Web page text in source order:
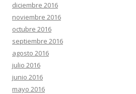
diciembre 2016
noviembre 2016
octubre 2016
septiembre 2016
agosto 2016
julio 2016
junio 2016
mayo 2016